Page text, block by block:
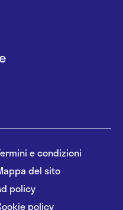
e condizioni
del sito
policy
policy